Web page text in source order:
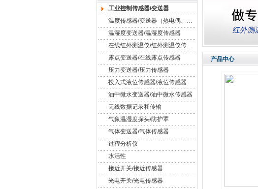
工业控制传感器/变送器
温度传感器/变送器（热电偶、热电阻）
温湿度变送器/温湿度传感器
在线红外测温仪/红外测温仪传感器
露点变送器/在线露点传感器
压力变送器/压力传感器
投入式液位传感器/液位传感器
油中微水变送器/油中微水传感器
无线数据记录和传输
气象温湿度探头/防护罩
气体变送器/气体传感器
过程分析仪
水活性
接近开关/接近传感器
光电开关/光电传感器
产品中心